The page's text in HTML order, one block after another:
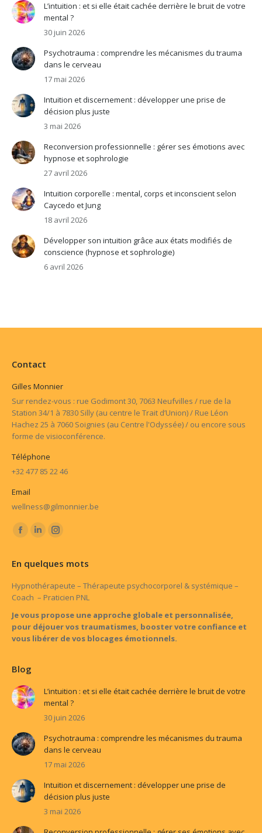
L’intuition : et si elle était cachée derrière le bruit de votre
mental ?
30 juin 2026
Psychotrauma : comprendre les mécanismes du trauma
dans le cerveau
17 mai 2026
Intuition et discernement : développer une prise de
décision plus juste
3 mai 2026
Reconversion professionnelle : gérer ses émotions avec
hypnose et sophrologie
27 avril 2026
Intuition corporelle : mental, corps et inconscient selon
Caycedo et Jung
18 avril 2026
Développer son intuition grâce aux états modifiés de
conscience (hypnose et sophrologie)
6 avril 2026
Contact
Gilles Monnier
Sur rendez-vous : rue Godimont 30, 7063 Neufvilles / rue de la
Station 34/1 à 7830 Silly (au centre le Trait d’Union) / Rue Léon
Hachez 25 à 7060 Soignies (au Centre l'Odyssée) / ou encore sous
forme de visioconférence.
Téléphone
+32 477 85 22 46
Email
wellness@gilmonnier.be
Trouvez nous sur :
Facebook
opens
in
new
window
LinkedIn
opens
in
new
window
Instagram
opens
in
new
window
En quelques mots
Hypnothérapeute – Thérapeute psychocorporel & systémique –
Coach – Praticien PNL
Je vous propose une approche globale et personnalisée,
pour déjouer vos traumatismes, booster votre confiance et
vous libérer de vos blocages émotionnels.
Blog
L’intuition : et si elle était cachée derrière le bruit de votre
mental ?
30 juin 2026
Psychotrauma : comprendre les mécanismes du trauma
dans le cerveau
17 mai 2026
Intuition et discernement : développer une prise de
décision plus juste
3 mai 2026